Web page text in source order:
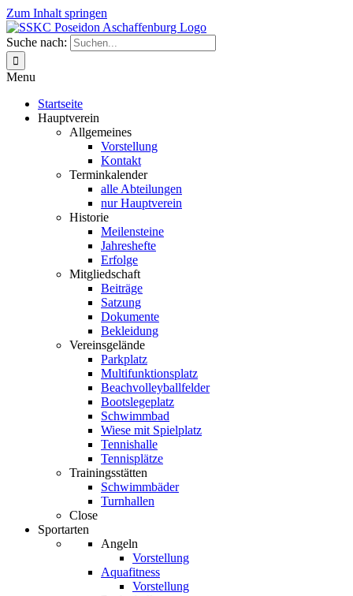
Zum Inhalt springen
Suche nach:
Menu
Startseite
Hauptverein
Allgemeines
Vorstellung
Kontakt
Terminkalender
alle Abteilungen
nur Hauptverein
Historie
Meilensteine
Jahreshefte
Erfolge
Mitgliedschaft
Beiträge
Satzung
Dokumente
Bekleidung
Vereinsgelände
Parkplatz
Multifunktionsplatz
Beachvolleyballfelder
Bootslegeplatz
Schwimmbad
Wiese mit Spielplatz
Tennishalle
Tennisplätze
Trainingsstätten
Schwimmbäder
Turnhallen
Close
Sportarten
Angeln
Vorstellung
Aquafitness
Vorstellung